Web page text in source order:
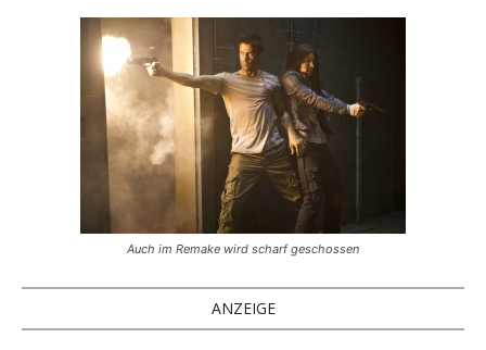
Auch im Remake wird scharf geschossen
ANZEIGE